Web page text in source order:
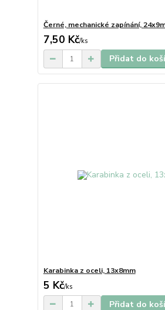
Černé, mechanické zapínání,
7,50 Kč/ks
Přidat do
Karabinka z oceli, 13x8mm
5 Kč/ks
Přidat do